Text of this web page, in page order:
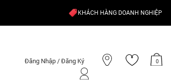
KHÁCH HÀNG DOANH NGHIỆP
Đăng Nhập / Đăng Ký 0